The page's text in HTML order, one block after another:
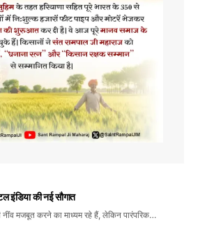
इंडिया की नई सौगात
मजबूत करने का माध्यम रहे हैं, लेकिन पारंपरिक…